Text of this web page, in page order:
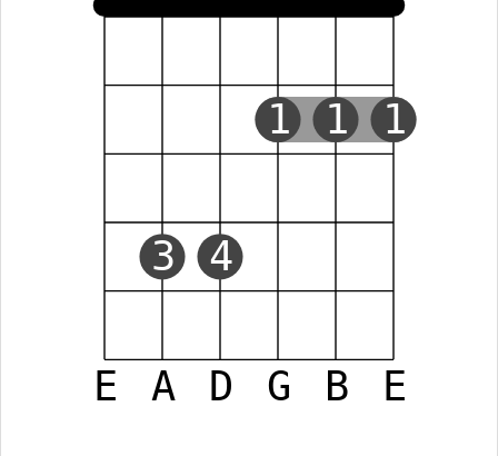
E A D G B E
3 4
1 1 1